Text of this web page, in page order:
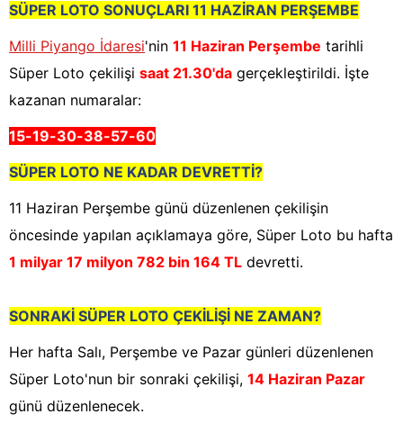
SÜPER LOTO SONUÇLARI 11 HAZİRAN PERŞEMBE
Milli Piyango İdaresi'nin 11 Haziran Perşembe tarihli
Süper Loto çekilişi saat 21.30'da gerçekleştirildi. İşte
kazanan numaralar:
15-19-30-38-57-60
SÜPER LOTO NE KADAR DEVRETTİ?
11 Haziran Perşembe günü düzenlenen çekilişin
öncesinde yapılan açıklamaya göre, Süper Loto bu hafta
1 milyar 17 milyon 782 bin 164 TL devretti.
SONRAKİ SÜPER LOTO ÇEKİLİŞİ NE ZAMAN?
Her hafta Salı, Perşembe ve Pazar günleri düzenlenen
Süper Loto'nun bir sonraki çekilişi, 14 Haziran Pazar
günü düzenlenecek.